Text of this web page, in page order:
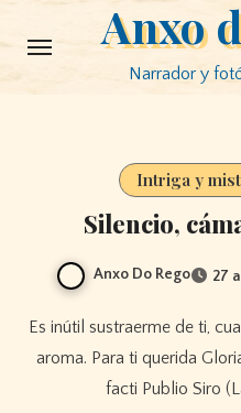
al
Anxo
Narrador y
Intriga y
Silencio,
Anxo Do Rego 27
Es inútil sustraerme de ti, cuanto me rodea se convierte en tu
aroma. Para ti querida
facti Publio Siro